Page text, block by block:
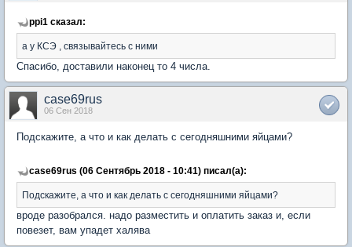
ppi1 сказал:
а у КСЭ , связывайтесь с ними
Спасибо, доставили наконец то 4 числа.
case69rus
06 Сен 2018
Подскажите, а что и как делать с сегодняшними яйцами?
case69rus (06 Сентябрь 2018 - 10:41) писал(а):
Подскажите, а что и как делать с сегодняшними яйцами?
вроде разобрался. надо разместить и оплатить заказ и, если
повезет, вам упадет халява